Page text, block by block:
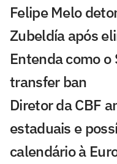
Felipe Melo
Zubeldía após
Entenda como o
transfer ban
Diretor da CBF
estaduais e
calendário à